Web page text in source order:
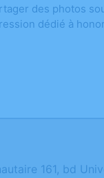
des photos
dédié à
161, bd